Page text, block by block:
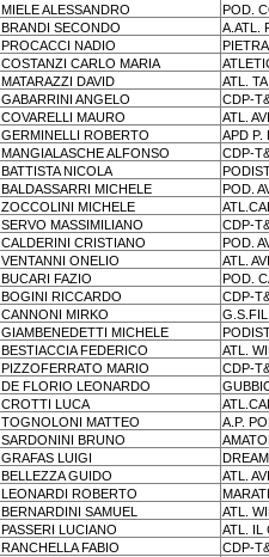
MIELE ALESSANDRO
POD.
BRANDI SECONDO
A.ATL.
PROCACCI NADIO
COSTANZI CARLO MARIA
MATARAZZI DAVID
ATL.
GABARRINI ANGELO
CDP-
COVARELLI MAURO
ATL.
GERMINELLI ROBERTO
APD P.
MANGIALASCHE ALFONSO
CDP-
BATTISTA NICOLA
BALDASSARRI MICHELE
POD.
ZOCCOLINI MICHELE
SERVO MASSIMILIANO
CDP-
CALDERINI CRISTIANO
POD.
VENTANNI ONELIO
ATL.
BUCARI FAZIO
POD.
BOGINI RICCARDO
CDP-
CANNONI MIRKO
GIAMBENEDETTI MICHELE
BESTIACCIA FEDERICO
ATL.
PIZZOFERRATO MARIO
CDP-
DE FLORIO LEONARDO
CROTTI LUCA
TOGNOLONI MATTEO
A.P.
SARDONINI BRUNO
GRAFAS LUIGI
BELLEZZA GUIDO
ATL.
LEONARDI ROBERTO
BERNARDINI SAMUEL
ATL.
PASSERI LUCIANO
ATL. IL
RANCHELLA FABIO
CDP-